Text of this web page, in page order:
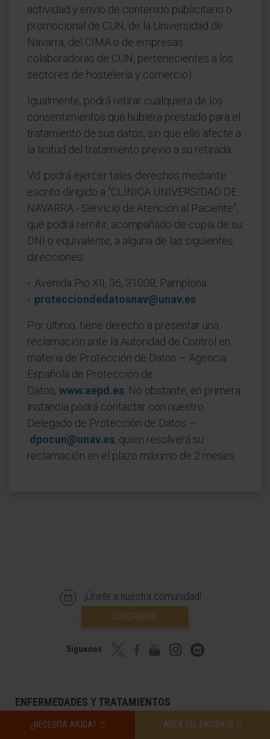
actividad y envío de contenido publicitario o
promocional de CUN, de la Universidad de
Navarra, del CIMA o de empresas
colaboradoras de CUN, pertenecientes a los
sectores de hostelería y comercio).
Igualmente, podrá retirar cualquiera de los
consentimientos que hubiera prestado para el
tratamiento de sus datos, sin que ello afecte a
la licitud del tratamiento previo a su retirada.
Vd. podrá ejercer tales derechos mediante
escrito dirigido a “CLÍNICA UNIVERSIDAD DE
NAVARRA - Servicio de Atención al Paciente”,
que podrá remitir, acompañado de copia de su
DNI o equivalente, a alguna de las siguientes
direcciones:
Avenida Pio XII, 36, 31008, Pamplona.
protecciondedatosnav@unav.es
Por último, tiene derecho a presentar una
reclamación ante la Autoridad de Control en
materia de Protección de Datos – Agencia
Española de Protección de
Datos, www.aepd.es . No obstante, en primera
instancia podrá contactar con nuestro
Delegado de Protección de Datos –
dpocun@unav.es, quien resolverá su
reclamación en el plazo máximo de 2 meses.
¿NECESITA AYUDA? ÁREA DEL PACIENTE
¡Únete a nuestra comunidad!
SUSCRIBIRSE
Síguenos
ENFERMEDADES Y TRATAMIENTOS
Enfermedades